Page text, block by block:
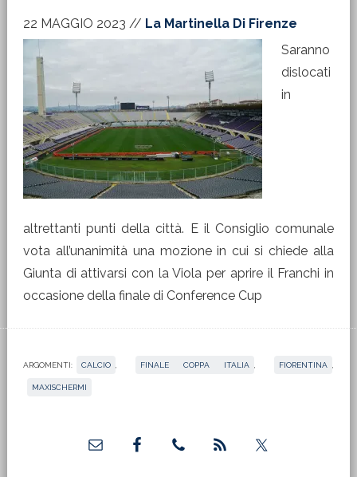
22 MAGGIO 2023 // La Martinella Di Firenze
Saranno
dislocati
in
altrettanti punti della città. E il Consiglio comunale
vota all’unanimità una mozione in cui si chiede alla
Giunta di attivarsi con la Viola per aprire il Franchi in
occasione della finale di Conference Cup
ARGOMENTI: CALCIO FINALE COPPA ITALIA FIORENTINA
MAXISCHERMI